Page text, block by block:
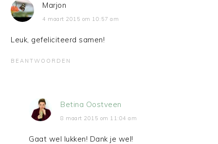
Marjon
4 maart 2015 om 10:57 am
Leuk, gefeliciteerd samen!
BEANTWOORDEN
Betina Oostveen
8 maart 2015 om 11:04 am
Gaat wel lukken! Dank je wel!